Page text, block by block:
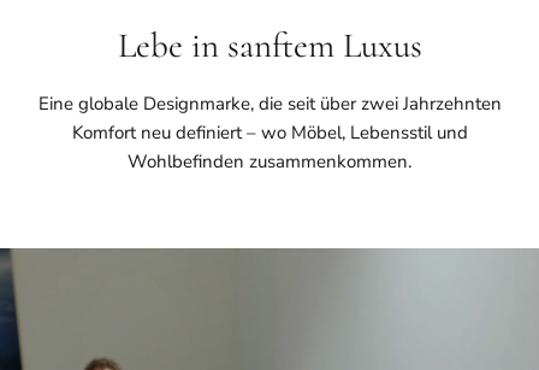
Lebe in sanftem Luxus
Eine globale Designmarke, die seit über zwei Jahrzehnten
Komfort neu definiert – wo Möbel, Lebensstil und
Wohlbefinden zusammenkommen.